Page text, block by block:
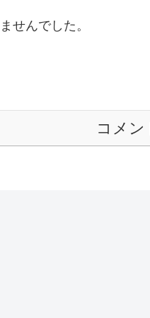
せんでした。
コメン